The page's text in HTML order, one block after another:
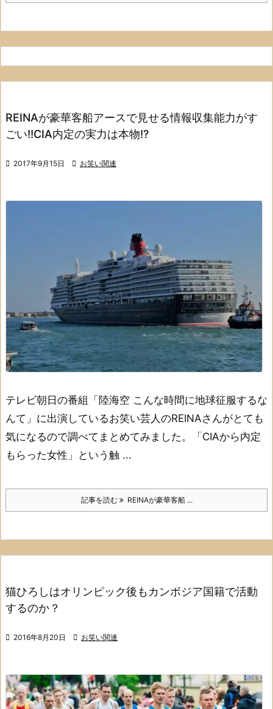
REINAが豪華客船アースで見せる情報収集能力がす
ごい!!CIA内定の実力は本物!?
 2017年9月15日  お笑い関連
テレビ朝日の番組 「陸海空 こんな時間に地球征服するな
んて」 に出演しているお笑い芸人のREINAさんがとても
気になるので調べてまとめてみました。
「CIAから内定
もらった女性」
という触 ...
記事を読む REINAが豪華客船 ...
猫ひろしはオリンピック後もカンボジア国籍で活動
するのか？
 2016年8月20日  お笑い関連